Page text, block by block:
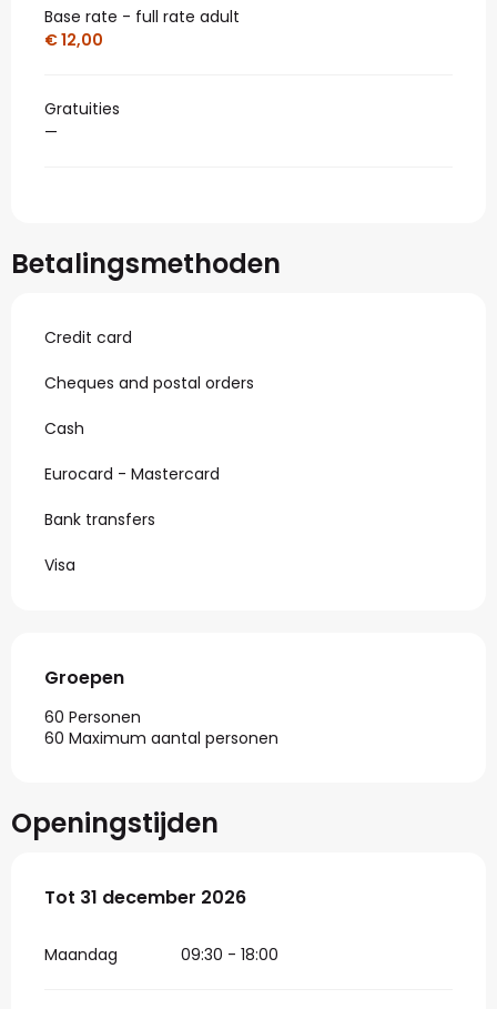
Base rate - full rate adult
€ 12,00
Gratuities
—
Betalingsmethoden
Credit card
Cheques and postal orders
Cash
Eurocard - Mastercard
Bank transfers
Visa
Groepen
Groepen
60 Personen
60 Maximum aantal personen
Openingstijden
Vanaf 2 januari 2026tot
Tot 31 december 2026
Maandag 09:30 - 18:00